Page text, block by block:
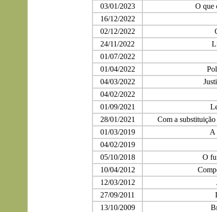
03/01/2023
O que
16/12/2022
02/12/2022
24/11/2022
01/07/2022
01/04/2022
04/03/2022
04/02/2022
01/09/2021
28/01/2021
Com a
01/03/2019
A
04/02/2019
05/10/2018
O
10/04/2012
12/03/2012
27/09/2011
13/10/2009